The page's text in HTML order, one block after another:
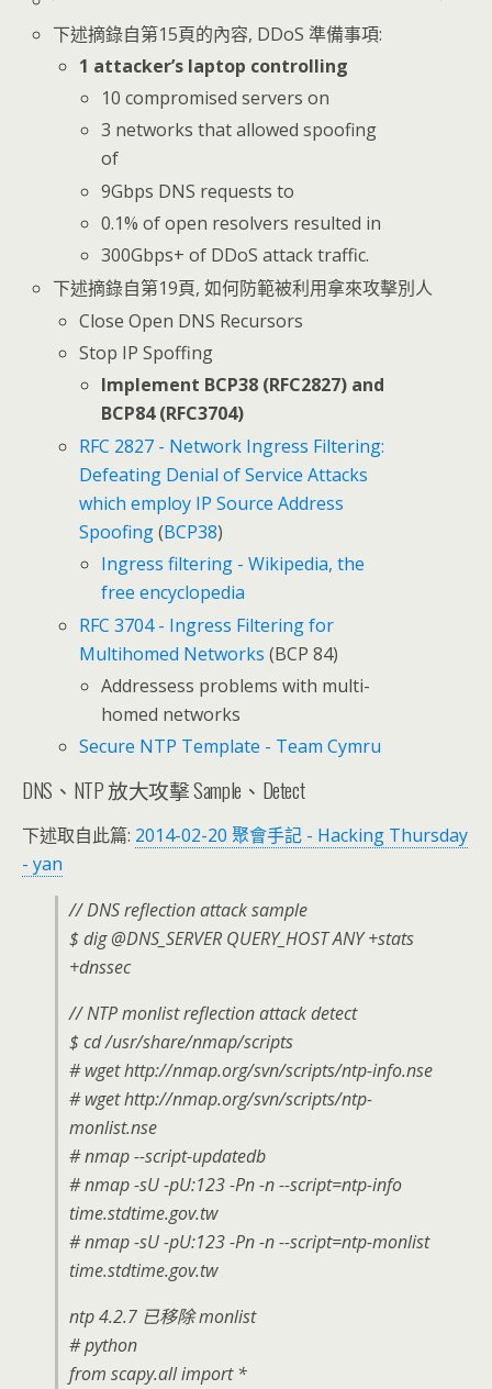
下述摘錄自第15頁的內容, DDoS 準備事項:
1 attacker’s laptop controlling
10 compromised servers on
3 networks that allowed spoofing
of
9Gbps DNS requests to
0.1% of open resolvers resulted in
300Gbps+ of DDoS attack traffic.
下述摘錄自第19頁, 如何防範被利用拿來攻擊別人
Close Open DNS Recursors
Stop IP Spoffing
Implement BCP38 (RFC2827) and
BCP84 (RFC3704)
RFC 2827 - Network Ingress Filtering:
Defeating Denial of Service Attacks
which employ IP Source Address
Spoofing(BCP38)
Ingress filtering - Wikipedia, the
free encyclopedia
RFC 3704 - Ingress Filtering for
Multihomed Networks (BCP 84)
Addressess problems with multi-
homed networks
Secure NTP Template - Team Cymru
DNS、NTP 放大攻擊 Sample、Detect
下述取自此篇: 2014-02-20 聚會手記 - Hacking Thursday
- yan
// DNS reflection attack sample
$ dig @DNS_SERVER QUERY_HOST ANY +stats
+dnssec
// NTP monlist reflection attack detect
$ cd /usr/share/nmap/scripts
# wget http://nmap.org/svn/scripts/ntp-info.nse
# wget http://nmap.org/svn/scripts/ntp-
monlist.nse
# nmap --script-updatedb
# nmap -sU -pU:123 -Pn -n --script=ntp-info
time.stdtime.gov.tw
# nmap -sU -pU:123 -Pn -n --script=ntp-monlist
time.stdtime.gov.tw
ntp 4.2.7 已移除 monlist
# python
from scapy.all import *